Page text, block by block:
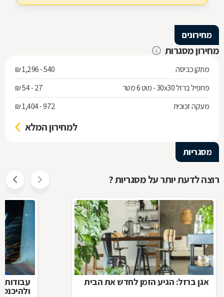
מחירונים
מחירון מסגרות
מתקן כביסה
540 - 1,296 ₪
פרופיל ברזל 30x30 - מוט 6 מטר
27 - 54 ₪
מעקה זכוכית
972 - 1,404 ₪
למחירון המלא
מסגריות
רוצה לדעת יותר על מסגריות ?
אגן ברזל: הגיע הזמן לחדש את הבית עבודות